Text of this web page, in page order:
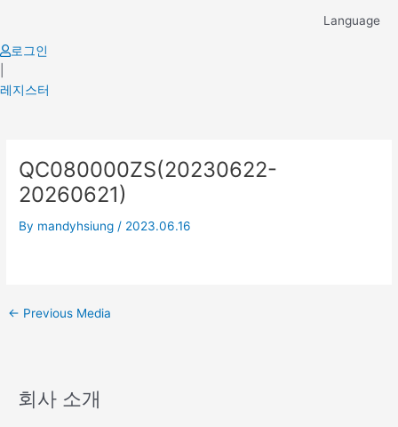
content
Language
로그인
레지스터
QC080000ZS(20230622-
20260621)
By mandyhsiung / 2023.06.16
navigation
← Previous Media
회사 소개